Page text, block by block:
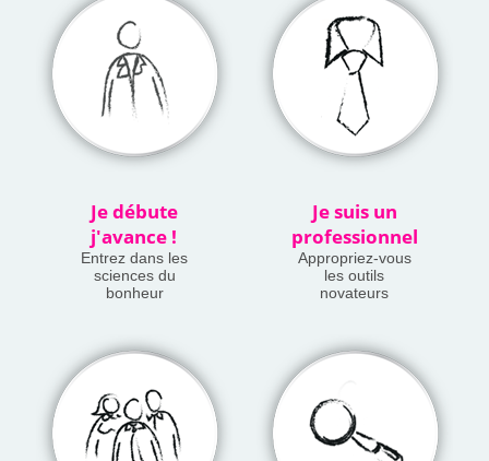
Je débute
j'avance !
Entrez dans les
sciences du
bonheur
Je suis un
professionnel
Appropriez-vous
les outils
novateurs